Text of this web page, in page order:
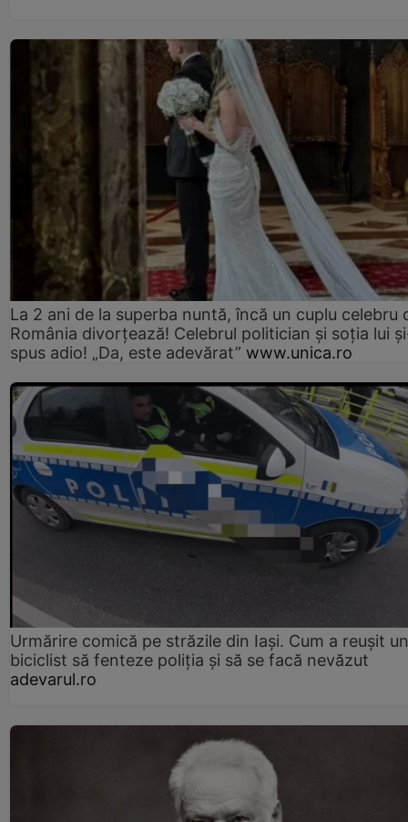
La 2 ani de la superba nuntă, încă un cuplu celebru
România divorțează! Celebrul politician și soția lui
spus adio! „Da, este adevărat” www.unica.ro
Urmărire comică pe străzile din Iași. Cum a reușit un
biciclist să fenteze poliția și să se facă nevăzut
adevarul.ro